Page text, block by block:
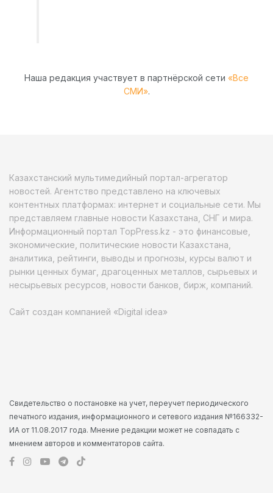
Наша редакция участвует в партнёрской сети «Все
СМИ».
Казахстанский мультимедийный портал-агрегатор
новостей. Агентство представлено на ключевых
контентных платформах: интернет и социальные сети. Мы
представляем главные новости Казахстана, СНГ и мира.
Информационный портал TopPress.kz - это финансовые,
экономические, политические новости Казахстана,
аналитика, рейтинги, выводы и прогнозы, курсы валют и
рынки ценных бумаг, драгоценных металлов, сырьевых и
несырьевых ресурсов, новости банков, бирж, компаний.
Сайт создан компанией «Digital idea»
Свидетельство о постановке на учет, переучет периодического
печатного издания, информационного и сетевого издания №166332-
ИА от 11.08.2017 года. Мнение редакции может не совпадать с
мнением авторов и комментаторов сайта.